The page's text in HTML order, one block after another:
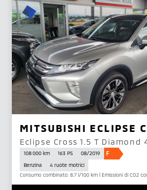
MITSUBISHI ECLIPSE
Eclipse Cross 1.5 T Diamond
108 000 km 163 PS 08/2019 F
Benzina
4 ruote motrici
Consumo combinato: 8.7 l/100 km | Emissioni di CO2